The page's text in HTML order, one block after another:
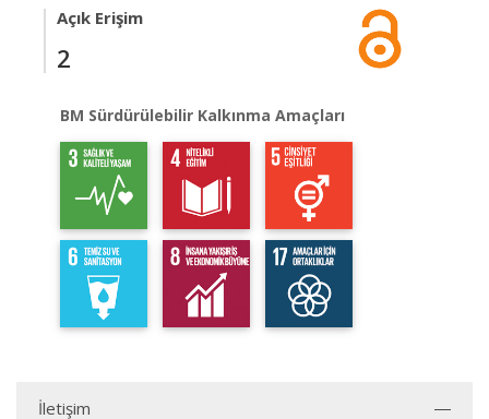
Açık Erişim
2
BM Sürdürülebilir Kalkınma Amaçları
İletişim